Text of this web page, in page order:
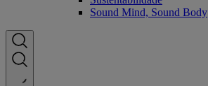
Sound Mind, Sound Body